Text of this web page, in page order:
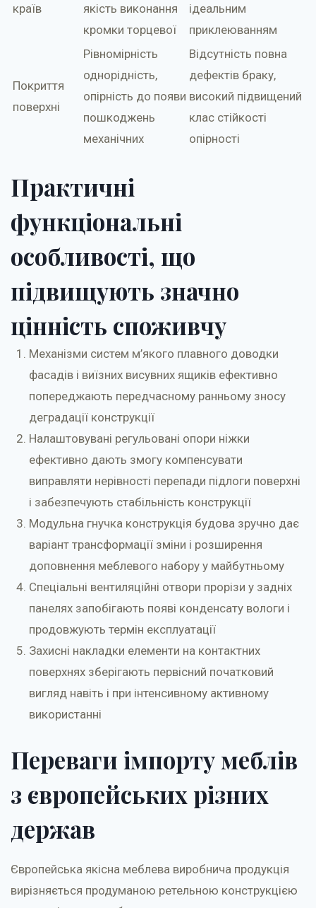
країв
якість виконання
кромки торцевої
ідеальним
приклеюванням
Покриття
поверхні
Рівномірність
однорідність,
опірність до появи
пошкоджень
механічних
Відсутність повна
дефектів браку,
високий підвищений
клас стійкості
опірності
Практичні
функціональні
особливості, що
підвищують значно
цінність споживчу
Механізми систем м’якого плавного доводки
фасадів і виїзних висувних ящиків ефективно
попереджають передчасному ранньому зносу
деградації конструкції
Налаштовувані регульовані опори ніжки
ефективно дають змогу компенсувати
виправляти нерівності перепади підлоги поверхні
і забезпечують стабільність конструкції
Модульна гнучка конструкція будова зручно дає
варіант трансформації зміни і розширення
доповнення меблевого набору у майбутньому
Спеціальні вентиляційні отвори прорізи у задніх
панелях запобігають появі конденсату вологи і
продовжують термін експлуатації
Захисні накладки елементи на контактних
поверхнях зберігають первісний початковий
вигляд навіть і при інтенсивному активному
використанні
Переваги імпорту меблів
з європейських різних
держав
Європейська якісна меблева виробнича продукція
вирізняється продуманою ретельною конструкцією